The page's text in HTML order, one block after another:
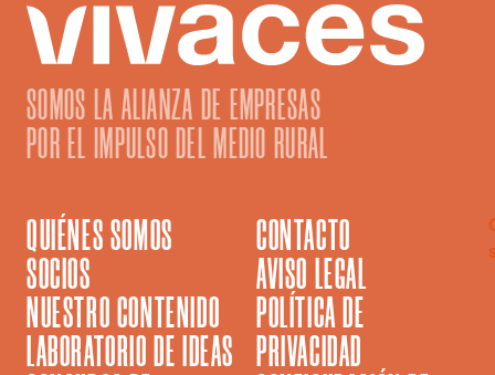
SOMOS LA ALIANZA DE EMPRESAS
POR EL IMPULSO DEL MEDIO RURAL
QUIÉNES SOMOS
SOCIOS
NUESTRO CONTENIDO
LABORATORIO DE IDEAS
CONTACTO
AVISO LEGAL
POLÍTICA DE
PRIVACIDAD